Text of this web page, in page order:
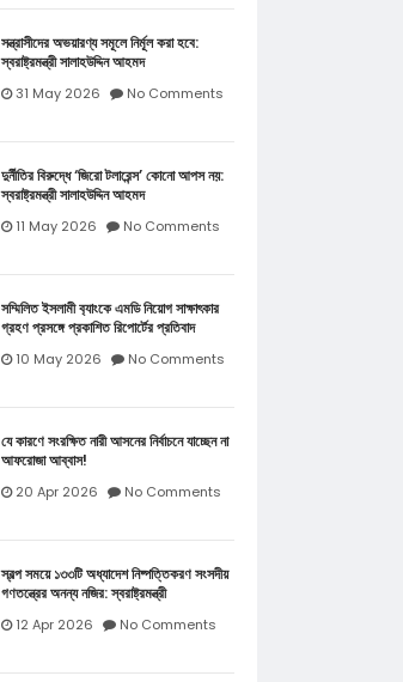
সন্ত্রাসীদের অভয়ারণ্য সমূলে নির্মূল করা হবে:
স্বরাষ্ট্রমন্ত্রী সালাহউদ্দিন আহমদ
31 May 2026 No Comments
দুর্নীতির বিরুদ্ধে ‘জিরো টলারেন্স’ কোনো আপস নয়:
স্বরাষ্ট্রমন্ত্রী সালাহউদ্দিন আহমদ
11 May 2026 No Comments
সম্মিলিত ইসলামী ব‍্যাংকে এমডি নিয়োগ সাক্ষাৎকার
গ্রহণ প্রসঙ্গে প্রকাশিত রিপোর্টের প্রতিবাদ
10 May 2026 No Comments
যে কারণে সংরক্ষিত নারী আসনের নির্বাচনে যাচ্ছেন না
আফরোজা আব্বাস!
20 Apr 2026 No Comments
স্বল্প সময়ে ১৩৩টি অধ্যাদেশ নিষ্পত্তিকরণ সংসদীয়
গণতন্ত্রের অনন্য নজির: স্বরাষ্ট্রমন্ত্রী
12 Apr 2026 No Comments